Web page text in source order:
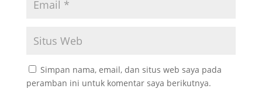
Simpan nama, email, dan situs web saya pada
peramban ini untuk komentar saya berikutnya.